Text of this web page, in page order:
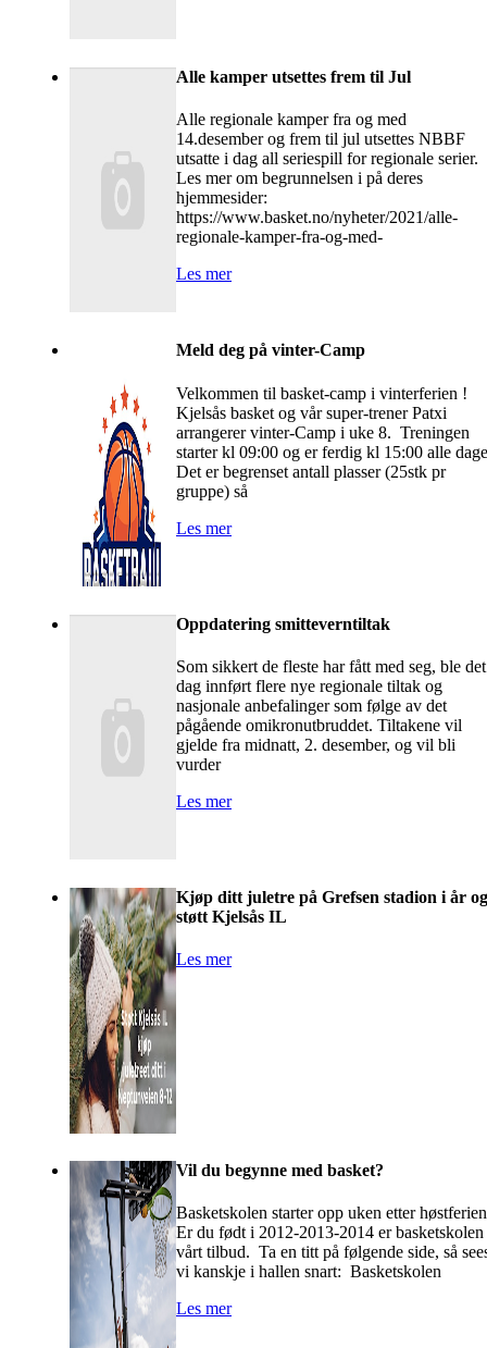
Alle kamper utsettes frem til Jul
Alle regionale kamper fra og med
14.desember og frem til jul utsettes NBBF
utsatte i dag all seriespill for regionale serier.
Les mer om begrunnelsen i på deres
hjemmesider:
https://www.basket.no/nyheter/2021/alle-
regionale-kamper-fra-og-med-
Les mer
Meld deg på vinter-Camp
Velkommen til basket-camp i vinterferien !
Kjelsås basket og vår super-trener Patxi
arrangerer vinter-Camp i uke 8. Treningen
starter kl 09:00 og er ferdig kl 15:00 alle
Det er begrenset antall plasser (25stk pr
gruppe) så
Les mer
Oppdatering smitteverntiltak
Som sikkert de fleste har fått med seg, ble
dag innført flere nye regionale tiltak og
nasjonale anbefalinger som følge av det
pågående omikronutbruddet. Tiltakene vil
gjelde fra midnatt, 2. desember, og vil bli
vurder
Les mer
Kjøp ditt juletre på Grefsen stadion i år og
støtt Kjelsås IL
Les mer
Vil du begynne med basket?
Basketskolen starter opp uken etter
Er du født i 2012-2013-2014 er basketskolen
vårt tilbud. Ta en titt på følgende side, så
vi kanskje i hallen snart: Basketskolen
Les mer